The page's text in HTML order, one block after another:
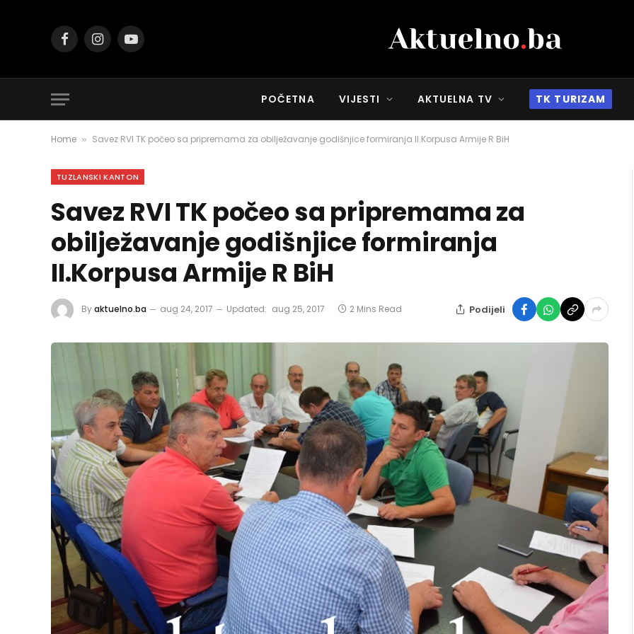
FacebookInstagramYouTube
POČETNA VIJESTI AKTUELNA TV TK TURIZAM
Home » Savez RVI TK počeo sa pripremama za obilježavanje godišnjice formiranja II.Korpusa Armije R BiH
TUZLANSKI KANTON
Savez RVI TK počeo sa pripremama za
obilježavanje godišnjice formiranja
II.Korpusa Armije R BiH
Byaktuelno.ba aug 24, 2017 Updated: aug 25, 2017 2 Mins Read Podijeli